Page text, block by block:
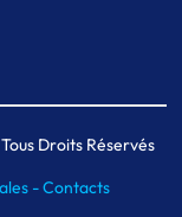
Droits Réservés
-Contacts